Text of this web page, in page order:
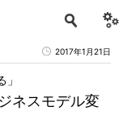
2017年1月21日
ネスモデル変